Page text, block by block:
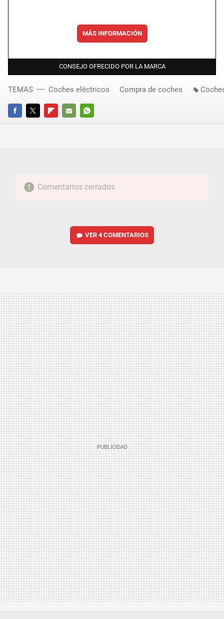
MÁS INFORMACIÓN
CONSEJO OFRECIDO POR LA MARCA
FACEBOOKTWITTERFLIPBOARD
E-
WHATSAPP
TEMAS Coches eléctricos Compra de coches
Comentarios cerrados
VER4 COMENTARIOS